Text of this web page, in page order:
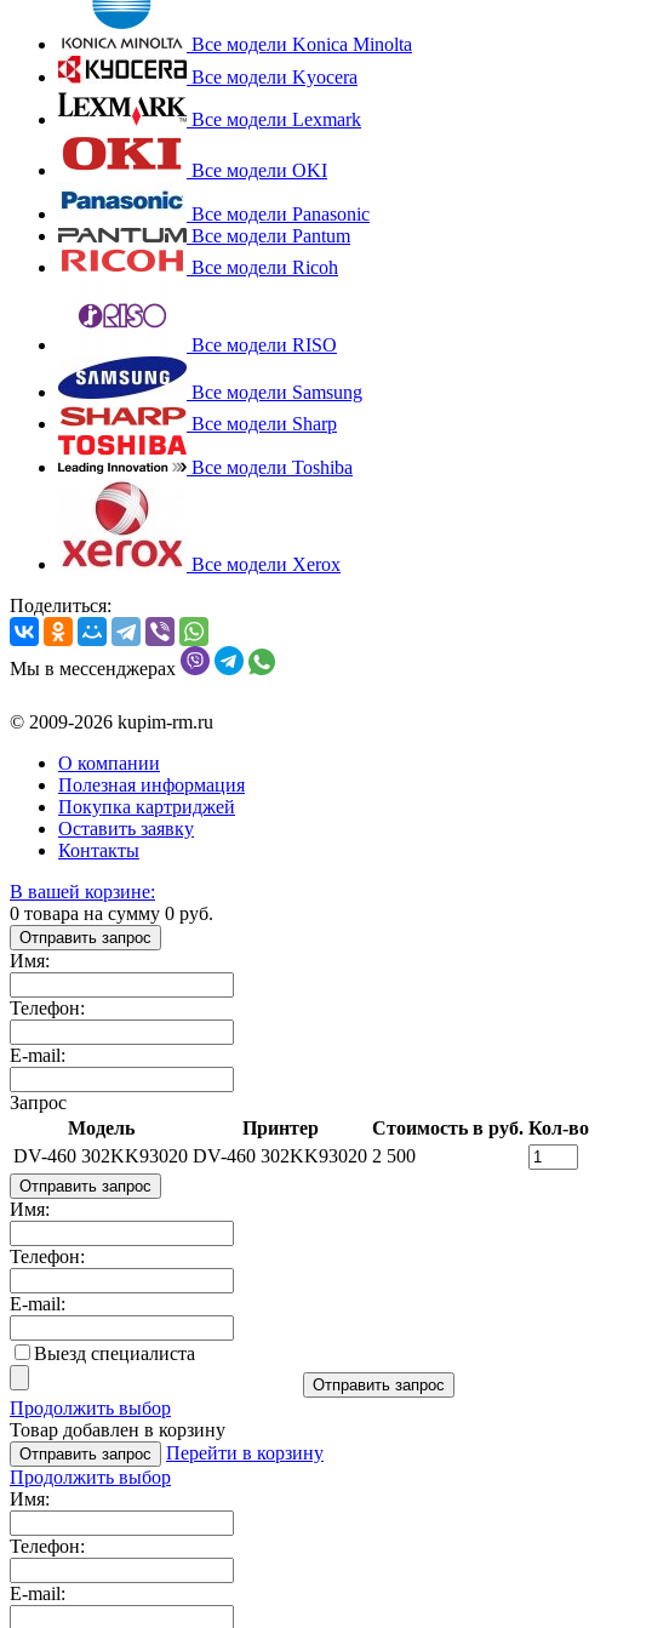
Все модели Konica Minolta
Все модели Kyocera
Все модели Lexmark
Все модели OKI
Все модели Panasonic
Все модели Pantum
Все модели Ricoh
Все модели RISO
Все модели Samsung
Все модели Sharp
Все модели Toshiba
Все модели Xerox
Поделиться:
Мы в мессенджерах
© 2009-2026 kupim-rm.ru
О компании
Полезная информация
Покупка картриджей
Оставить заявку
Контакты
В вашей корзине:
0 товара на сумму 0 руб.
Отправить запрос
Имя:
Телефон:
E-mail:
Запрос
Модель
Принтер Стоимость в руб. Кол-во
DV-460 302KK93020 DV-460 302KK93020 2 500
Отправить запрос
Имя:
Телефон:
E-mail:
Выезд специалиста
Отправить запрос
Продолжить выбор
Товар добавлен в корзину
Отправить запрос
Перейти в корзину
Продолжить выбор
Имя:
Телефон:
E-mail: